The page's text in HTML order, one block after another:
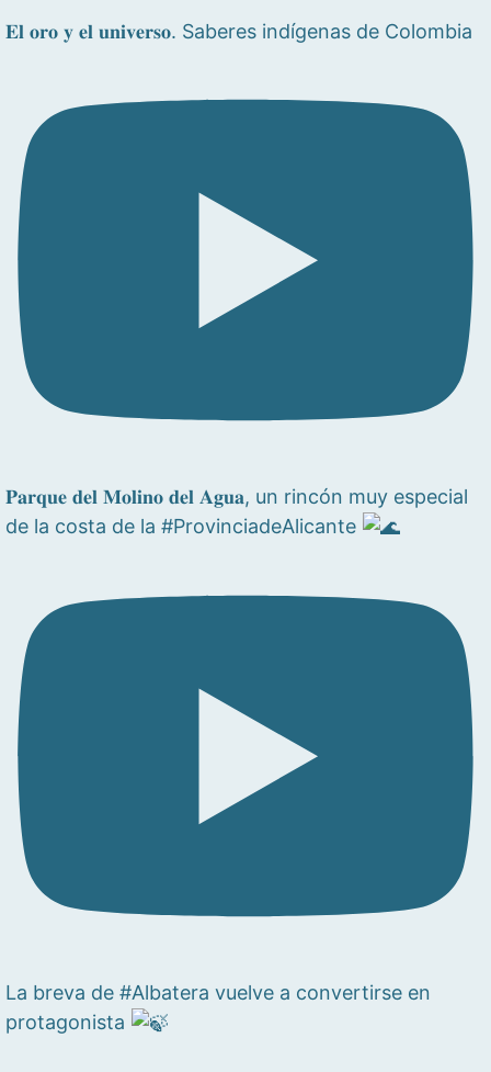
𝐄𝐥 𝐨𝐫𝐨 𝐲 𝐞𝐥 𝐮𝐧𝐢𝐯𝐞𝐫𝐬𝐨. Saberes indígenas de Colombia
𝐏𝐚𝐫𝐪𝐮𝐞 𝐝𝐞𝐥 𝐌𝐨𝐥𝐢𝐧𝐨 𝐝𝐞𝐥 𝐀𝐠𝐮𝐚, un rincón muy especial
de la costa de la #ProvinciadeAlicante
La breva de #Albatera vuelve a convertirse en
protagonista